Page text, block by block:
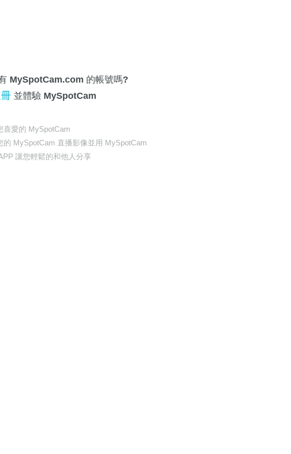
MySpotCam.com 的帳號嗎?
並體驗 MySpotCam
喜愛的 MySpotCam
的 MySpotCam 直播影像並用 MySpotCam
讓您輕鬆的和他人分享